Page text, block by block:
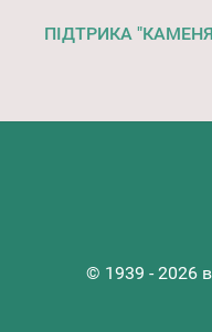
ПІДТРИКА
© 1939 - 2026